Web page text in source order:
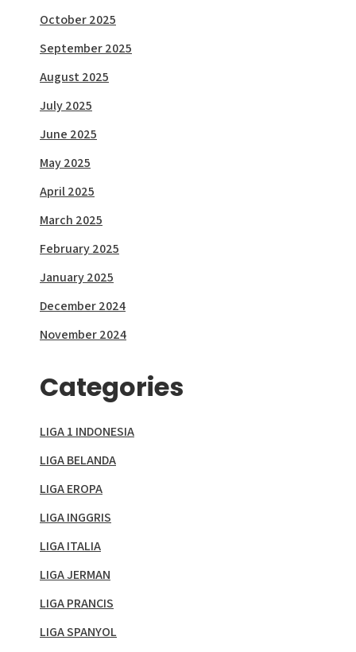
October 2025
September 2025
August 2025
July 2025
June 2025
May 2025
April 2025
March 2025
February 2025
January 2025
December 2024
November 2024
Categories
LIGA 1 INDONESIA
LIGA BELANDA
LIGA EROPA
LIGA INGGRIS
LIGA ITALIA
LIGA JERMAN
LIGA PRANCIS
LIGA SPANYOL